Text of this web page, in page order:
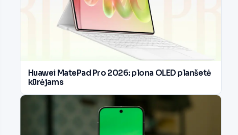
Huawei MatePad Pro 2026: plona OLED planšetė
kūrėjams